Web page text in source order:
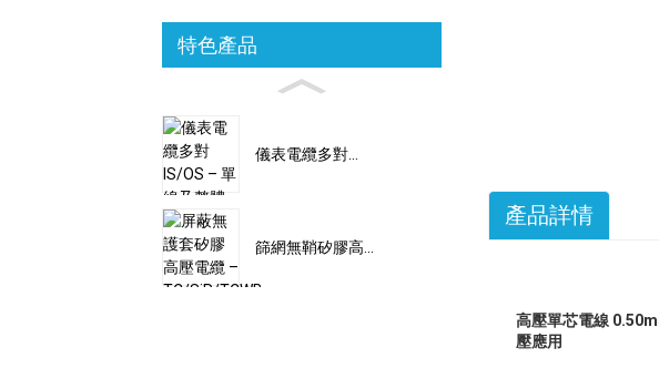
特色產品
儀表電纜多對...
篩網無鞘矽膠高...
產品詳情
高壓單芯電線
壓應用